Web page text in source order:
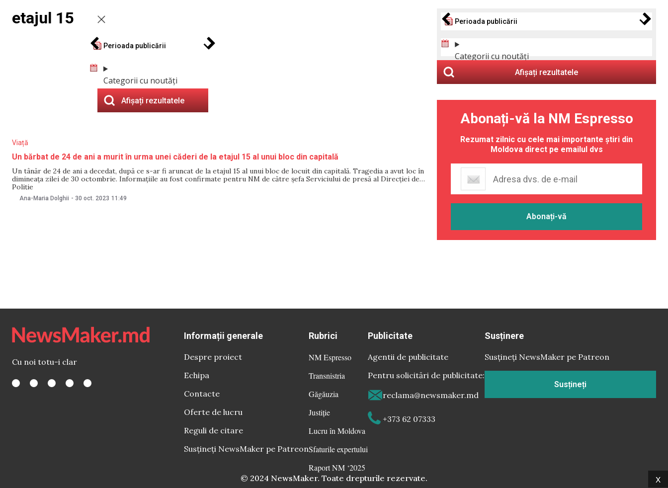
etajul 15
Perioada publicării
Categorii cu noutăți
Afișați rezultatele
Viață
Un bărbat de 24 de ani a murit în urma unei căderi de la etajul 15 al unui bloc din capitală
Un tânăr de 24 de ani a decedat, după ce s-ar fi aruncat de la etajul 15 al unui bloc de locuit din capitală. Tragedia a avut loc în
dimineața zilei de 30 octombrie. Informațiile au fost confirmate pentru NM de către șefa Serviciului de presă al Direcției de
Poliție
Ana-Maria Dolghii - 30 oct. 2023 11:49
Perioada publicării
Categorii cu noutăți
Afișați rezultatele
Abonați-vă la NM Espresso
Rezumat zilnic cu cele mai importante știri din
Moldova direct pe emailul dvs
Cu noi totu-i clar
Informații generale
Despre proiect
Echipa
Contacte
Oferte de lucru
Reguli de citare
Susțineți NewsMaker pe Patreon
Rubrici
NM Espresso
Transnistria
Găgăuzia
Justiție
Lucru în Moldova
Sfaturile expertului
Raport NM ‘2025
Publicitate
Agentii de publicitate
Pentru solicitări de publicitate:
reclama@newsmaker.md
+373 62 07333
Susținere
Susțineți NewsMaker pe Patreon
Susțineți
© 2024 NewsMaker. Toate drepturile rezervate. x